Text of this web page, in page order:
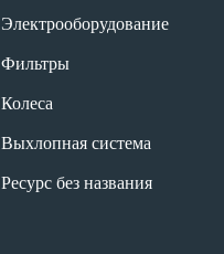
Электрооборудование
Фильтры
Колеса
Выхлопная система
Ресурс без названия